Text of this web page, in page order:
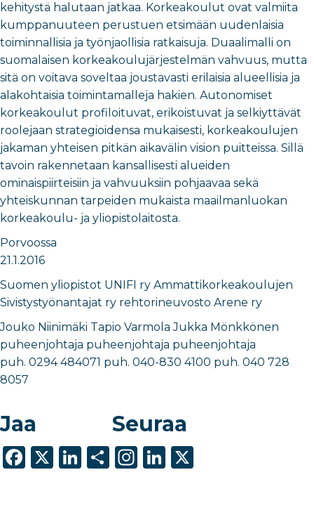
kehitystä halutaan jatkaa. Korkeakoulut ovat valmiita
kumppanuuteen perustuen etsimään uudenlaisia
toiminnallisia ja työnjaollisia ratkaisuja. Duaalimalli on
suomalaisen korkeakoulujärjestelmän vahvuus, mutta
sitä on voitava soveltaa joustavasti erilaisia alueellisia ja
alakohtaisia toimintamalleja hakien. Autonomiset
korkeakoulut profiloituvat, erikoistuvat ja selkiyttävät
roolejaan strategioidensa mukaisesti, korkeakoulujen
jakaman yhteisen pitkän aikavälin vision puitteissa. Sillä
tavoin rakennetaan kansallisesti alueiden
ominaispiirteisiin ja vahvuuksiin pohjaavaa sekä
yhteiskunnan tarpeiden mukaista maailmanluokan
korkeakoulu- ja yliopistolaitosta.
Porvoossa
21.1.2016
Suomen yliopistot UNIFI ry Ammattikorkeakoulujen
Sivistystyönantajat ry rehtorineuvosto Arene ry
Jouko Niinimäki Tapio Varmola Jukka Mönkkönen
puheenjohtaja puheenjohtaja puheenjohtaja
puh. 0294 484071 puh. 040-830 4100 puh. 040 728
8057
Jaa
F
X
Li S
Seuraa
In Li